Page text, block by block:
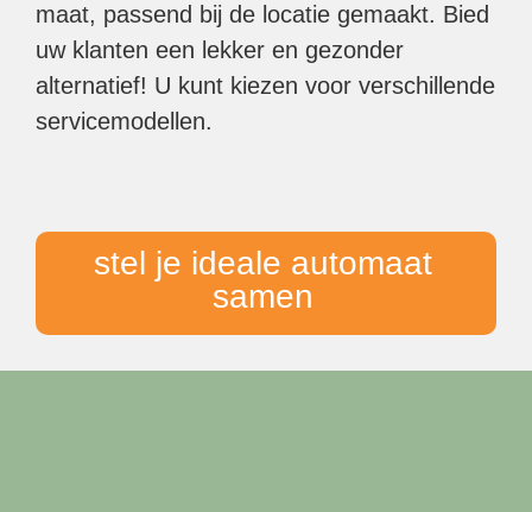
maat, passend bij de locatie gemaakt. Bied
uw klanten een lekker en gezonder
alternatief! U kunt kiezen voor verschillende
servicemodellen.
stel je ideale automaat
samen